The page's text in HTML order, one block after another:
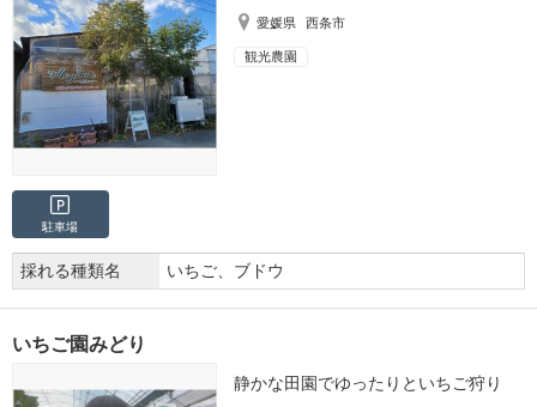
愛媛県 西条市
観光農園
駐車場
採れる種類名 いちご、ブドウ
いちご園みどり
静かな田園でゆったりといちご狩り